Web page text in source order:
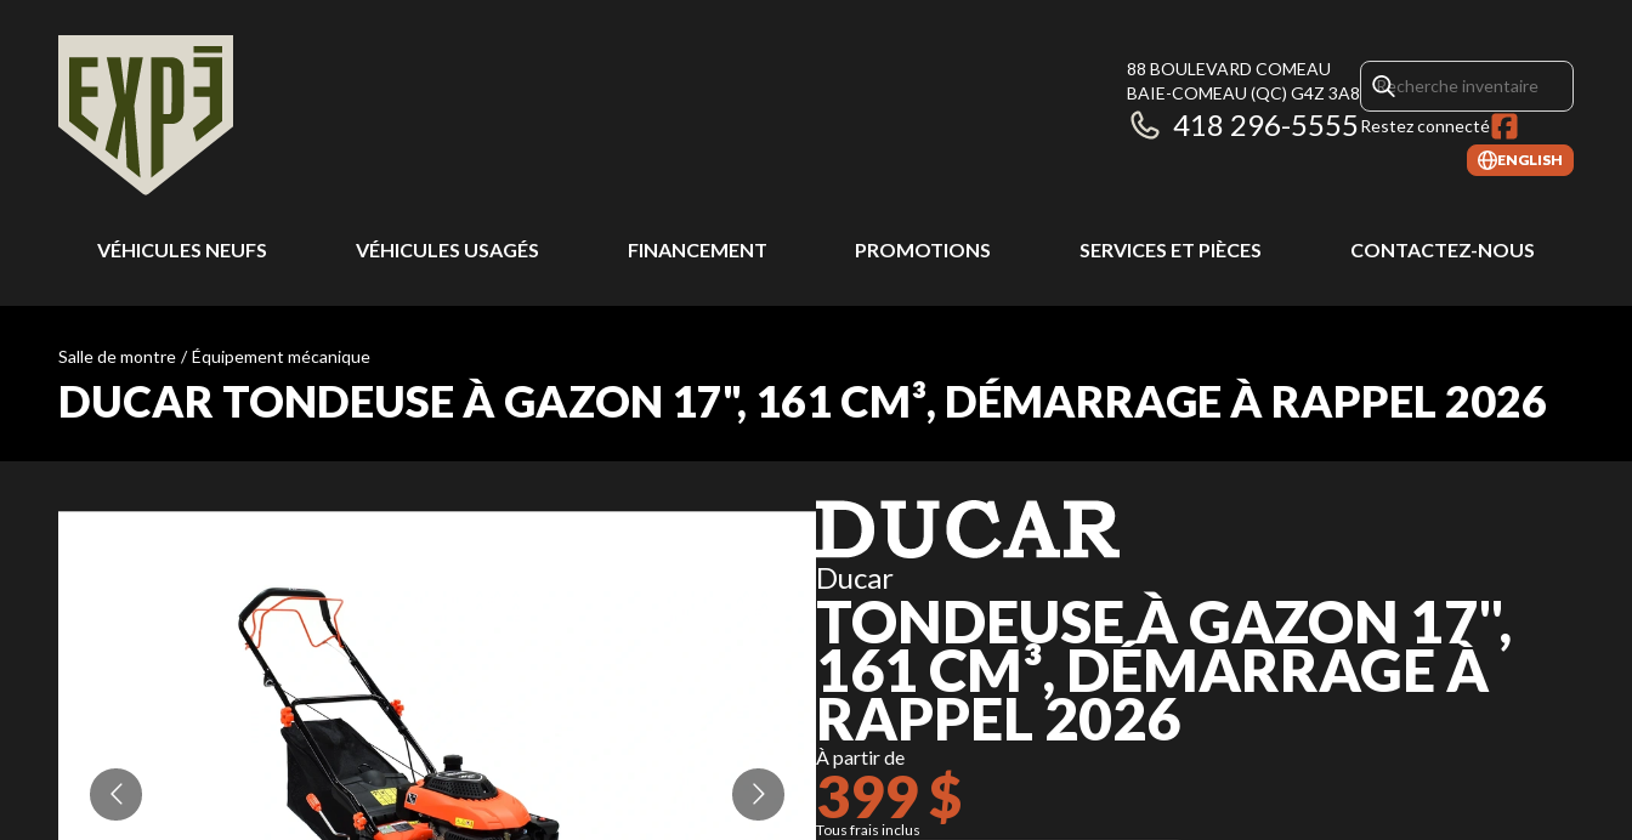
88 BOULEVARD COMEAU
BAIE-COMEAU (QC) G4Z 3A8
418 296-5555Restez connecté
ENGLISH
VÉHICULES NEUFS VÉHICULES USAGÉS FINANCEMENT PROMOTIONS SERVICES ET PIÈCES CONTACTEZ-NOUS
Salle de montre / Équipement mécanique
DUCAR TONDEUSE À GAZON 17", 161 CM³, DÉMARRAGE À RAPPEL 2026
Ducar
TONDEUSE À GAZON 17",
161 CM³, DÉMARRAGE À
RAPPEL 2026
À partir de
399 $
Tous frais inclus